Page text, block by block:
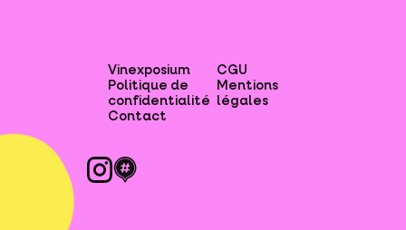
Vinexposium
CGU
Politique de
confidentialité
Mentions
légales
Contact